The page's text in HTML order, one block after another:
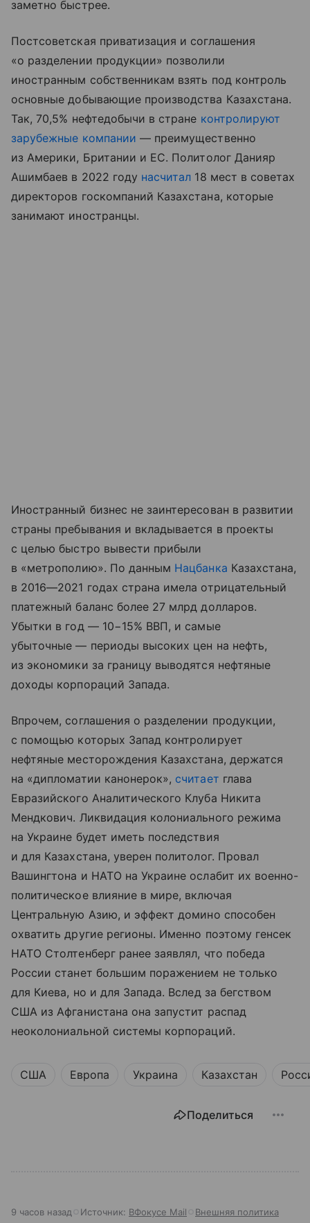
заметно быстрее.
Постсоветская приватизация и соглашения
«о разделении продукции» позволили
иностранным собственникам взять под контроль
основные добывающие производства Казахстана.
Так, 70,5% нефтедобычи в стране контролируют
зарубежные компании — преимущественно
из Америки, Британии и ЕС. Политолог Данияр
Ашимбаев в 2022 году насчитал 18 мест в советах
директоров госкомпаний Казахстана, которые
занимают иностранцы.
Иностранный бизнес не заинтересован в развитии
страны пребывания и вкладывается в проекты
с целью быстро вывести прибыли
в «метрополию». По данным Нацбанка Казахстана,
в 2016—2021 годах страна имела отрицательный
платежный баланс более 27 млрд долларов.
Убытки в год — 10−15% ВВП, и самые
убыточные — периоды высоких цен на нефть,
из экономики за границу выводятся нефтяные
доходы корпораций Запада.
Впрочем, соглашения о разделении продукции,
с помощью которых Запад контролирует
нефтяные месторождения Казахстана, держатся
на «дипломатии канонерок», считает глава
Евразийского Аналитического Клуба Никита
Мендкович. Ликвидация колониального режима
на Украине будет иметь последствия
и для Казахстана, уверен политолог. Провал
Вашингтона и НАТО на Украине ослабит их военно-
политическое влияние в мире, включая
Центральную Азию, и эффект домино способен
охватить другие регионы. Именно поэтому генсек
НАТО Столтенберг ранее заявлял, что победа
России станет большим поражением не только
для Киева, но и для Запада. Вслед за бегством
США из Афганистана она запустит распад
неоколониальной системы корпораций.
США Европа Украина Казахстан
Поделиться
9 часов назад Источник: ВФокусе Mail Внешняя политика